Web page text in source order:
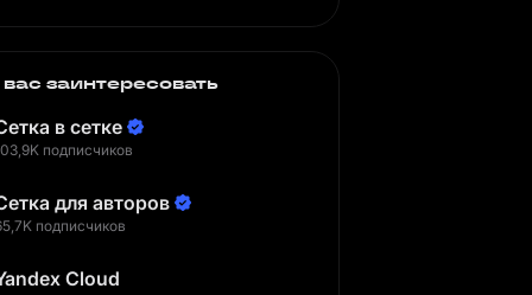
заинтересовать
в сетке
подписчиков
для авторов
подписчиков
Cloud